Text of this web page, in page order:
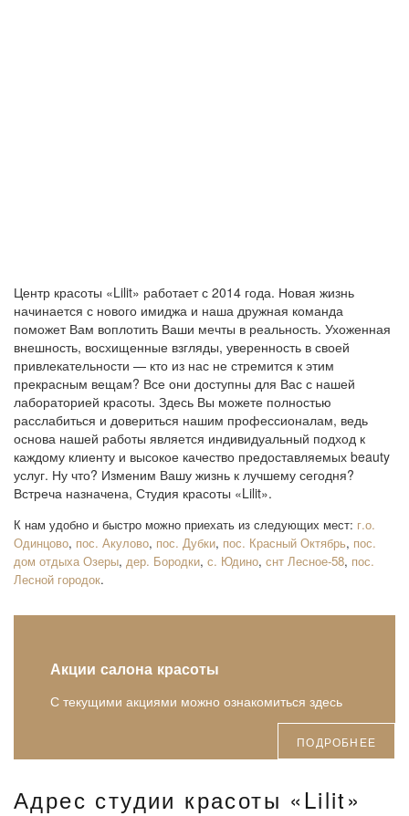
Центр красоты «Lilit» работает с 2014 года. Новая жизнь
начинается с нового имиджа и наша дружная команда
поможет Вам воплотить Ваши мечты в реальность. Ухоженная
внешность, восхищенные взгляды, уверенность в своей
привлекательности — кто из нас не стремится к этим
прекрасным вещам? Все они доступны для Вас с нашей
лабораторией красоты. Здесь Вы можете полностью
расслабиться и довериться нашим профессионалам, ведь
основа нашей работы является индивидуальный подход к
каждому клиенту и высокое качество предоставляемых beauty
услуг. Ну что? Изменим Вашу жизнь к лучшему сегодня?
Встреча назначена, Студия красоты «Lilit».
К нам удобно и быстро можно приехать из следующих мест: г.о.
Одинцово, пос. Акулово, пос. Дубки, пос. Красный Октябрь, пос.
дом отдыха Озеры, дер. Бородки, с. Юдино, снт Лесное-58, пос.
Лесной городок.
Акции салона красоты
С текущими акциями можно ознакомиться здесь
ПОДРОБНЕЕ
Адрес студии красоты «Lilit»